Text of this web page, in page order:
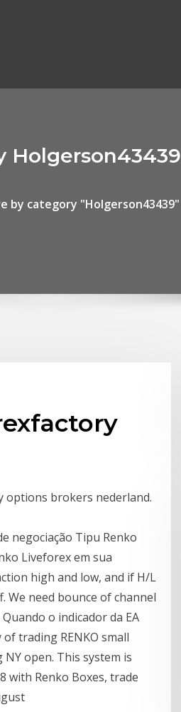
Holgerson43439
by category "Holgerson43439"
options brokers nederland.
negociação Tipu Renko
Liveforex em sua
high and low, and if H/L
need bounce of channel
o indicador da EA
trading RENKO small
open. This system is
with Renko Boxes, trade